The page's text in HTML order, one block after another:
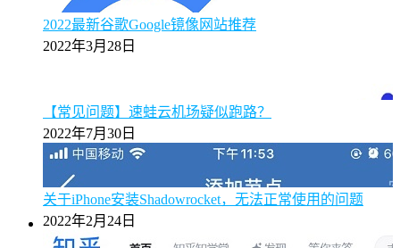
2022最新谷歌Google镜像网站推荐
2022年3月28日
【常见问题】速蛙云机场疑似跑路？
2022年7月30日
关于iPhone安装Shadowrocket，无法正常使用的问题
2022年2月24日